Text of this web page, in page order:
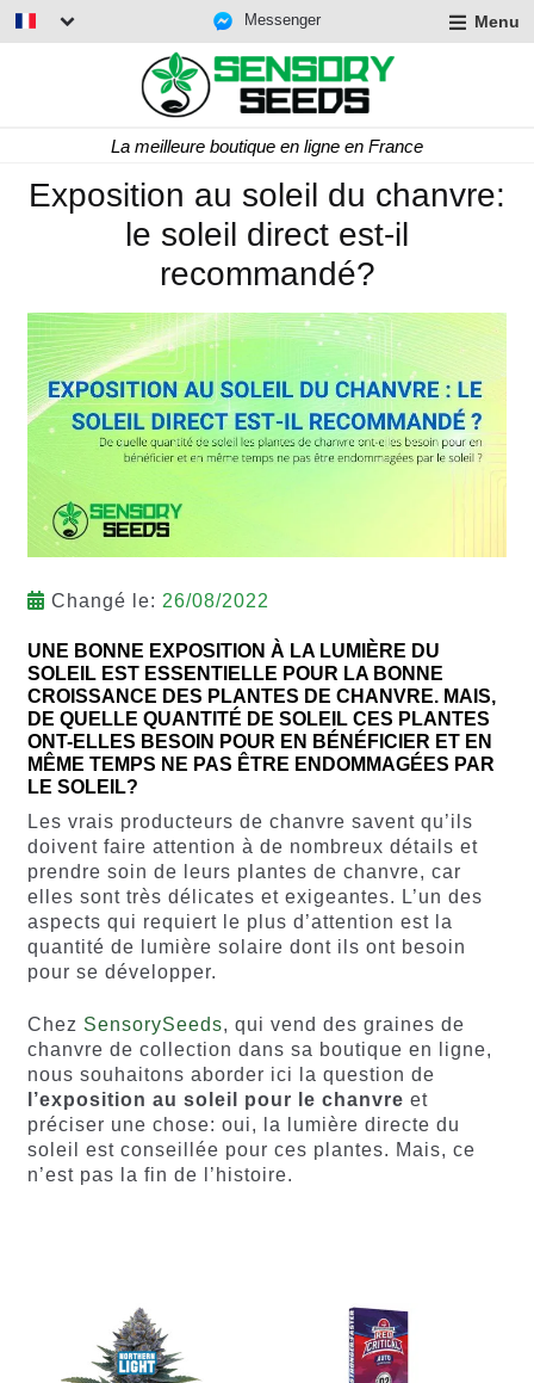
Messenger Menu
La meilleure boutique en ligne en France
Exposition au soleil du chanvre:
le soleil direct est-il
recommandé?
Changé le: 26/08/2022
UNE BONNE EXPOSITION À LA LUMIÈRE DU
SOLEIL EST ESSENTIELLE POUR LA BONNE
CROISSANCE DES PLANTES DE CHANVRE. MAIS,
DE QUELLE QUANTITÉ DE SOLEIL CES PLANTES
ONT-ELLES BESOIN POUR EN BÉNÉFICIER ET EN
MÊME TEMPS NE PAS ÊTRE ENDOMMAGÉES PAR
LE SOLEIL?
Les vrais producteurs de chanvre savent qu’ils
doivent faire attention à de nombreux détails et
prendre soin de leurs plantes de chanvre, car
elles sont très délicates et exigeantes. L’un des
aspects qui requiert le plus d’attention est la
quantité de lumière solaire dont ils ont besoin
pour se développer.
Chez SensorySeeds, qui vend des graines de
chanvre de collection dans sa boutique en ligne,
nous souhaitons aborder ici la question de
l’exposition au soleil pour le chanvre et
préciser une chose: oui, la lumière directe du
soleil est conseillée pour ces plantes. Mais, ce
n’est pas la fin de l’histoire.